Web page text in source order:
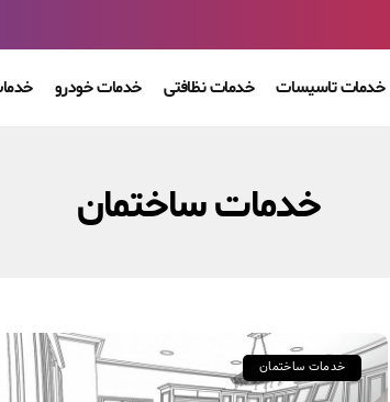
خدمات تاسیسات خدمات نظافتی خدمات خودرو
خدمات ساختمان
خدمات ساختمان